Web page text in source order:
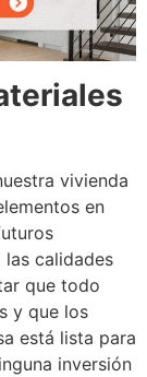
vivienda
en
calidades
que todo
y que los
está lista para
inversión